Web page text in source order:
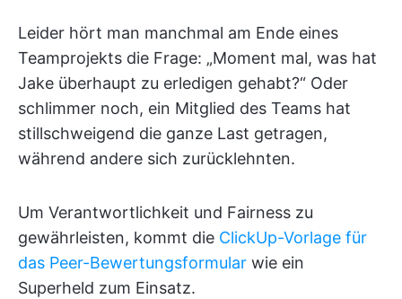
Leider hört man manchmal am Ende eines
Teamprojekts die Frage: „Moment mal, was hat
Jake überhaupt zu erledigen gehabt?“ Oder
schlimmer noch, ein Mitglied des Teams hat
stillschweigend die ganze Last getragen,
während andere sich zurücklehnten.
Um Verantwortlichkeit und Fairness zu
gewährleisten, kommt die ClickUp-Vorlage für
das Peer-Bewertungsformular wie ein
Superheld zum Einsatz.